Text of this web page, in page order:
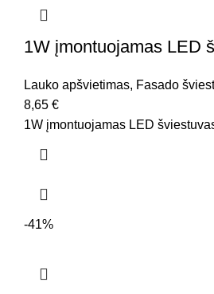
1W įmontuojamas LED
Lauko apšvietimas, Fasado
8,65 €
1W įmontuojamas LED
-41%